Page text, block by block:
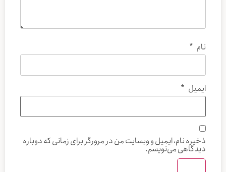
نام *
ایمیل *
ذخیره نام، ایمیل و وبسایت من در مرورگر برای زمانی که دوباره
دیدگاهی می‌نویسم.